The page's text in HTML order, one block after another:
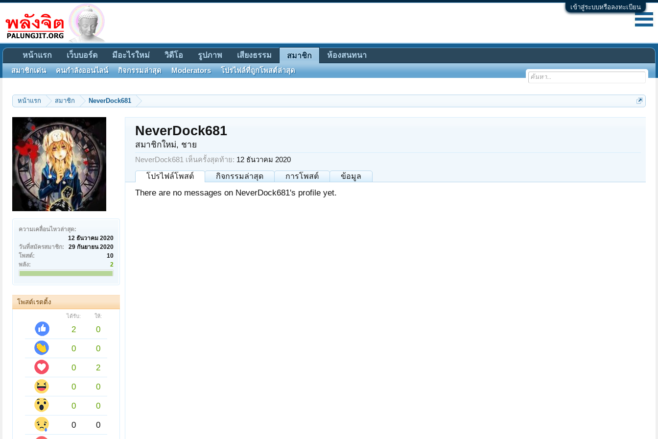
เข้าสู่ระบบหรือลงทะเบียน
หน้าแรก สมาชิก NeverDock681
ความเคลื่อนไหวล่าสุด:
12 ธันวาคม 2020
วันที่สมัครสมาชิก:
29 กันยายน 2020
โพสต์:
10
พลัง:
2
โพสต์เรตติ้ง
ได้รับ: ให้:
2
0
0
0
0
2
0
0
0
0
0
0
NeverDock681
สมาชิกใหม่, ชาย
NeverDock681 เห็นครั้งสุดท้าย: 12 ธันวาคม 2020
โปรไฟล์โพสต์ กิจกรรมล่าสุด การโพสต์ ข้อมูล
There are no messages on NeverDock681's profile yet.
หน้าแรก เว็บบอร์ด มีอะไรใหม่ วิดีโอ รูปภาพ เสียงธรรม สมาชิก
สมาชิกเด่น คนกำลังออนไลน์ กิจกรรมล่าสุด Moderators โปรไฟล์ที่ถูกโพสต์ล่าสุด
ห้องสนทนา